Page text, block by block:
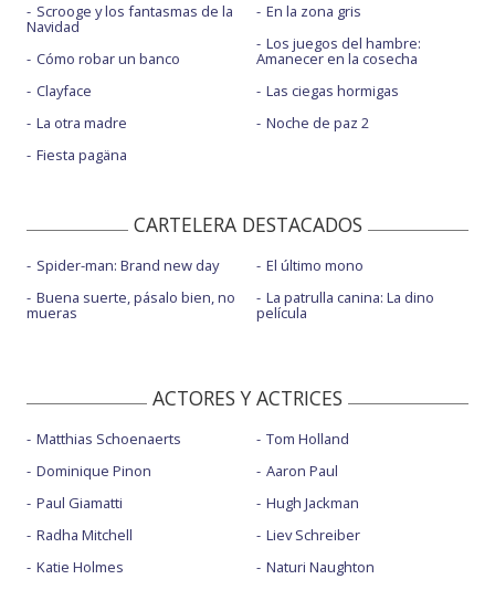
Scrooge y los fantasmas de la
Navidad
Cómo robar un banco
Clayface
La otra madre
Fiesta pagäna
En la zona gris
Los juegos del hambre:
Amanecer en la cosecha
Las ciegas hormigas
Noche de paz 2
CARTELERA DESTACADOS
Spider-man: Brand new day
Buena suerte, pásalo bien, no
mueras
El último mono
La patrulla canina: La dino
película
ACTORES Y ACTRICES
Matthias Schoenaerts
Dominique Pinon
Paul Giamatti
Radha Mitchell
Katie Holmes
Tom Holland
Aaron Paul
Hugh Jackman
Liev Schreiber
Naturi Naughton